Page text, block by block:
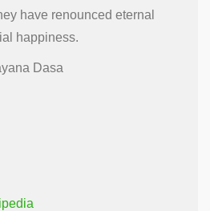
have renounced eternal
happiness.
Dasa